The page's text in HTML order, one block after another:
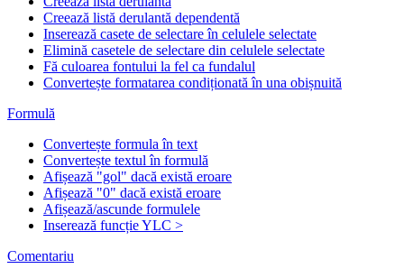
Creează listă derulantă dependentă
Inserează casete de selectare în celulele selectate
Elimină casetele de selectare din celulele selectate
Fă culoarea fontului la fel ca fundalul
Convertește formatarea condiționată în una obișnuită
Formulă
Convertește formula în text
Convertește textul în formulă
Afișează "gol" dacă există eroare
Afișează "0" dacă există eroare
Afișează/ascunde formulele
Inserează funcție YLC >
Comentariu